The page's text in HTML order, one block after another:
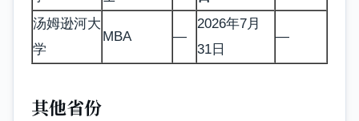
汤姆逊河大
学
MBA —
2026年7月
31日
—
其他省份